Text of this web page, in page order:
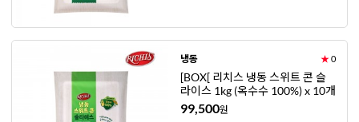
냉동 ★0
[BOX[ 리치스 냉동 스위트 콘 슬
라이스 1kg (옥수수 100%) x 10개
99,500원